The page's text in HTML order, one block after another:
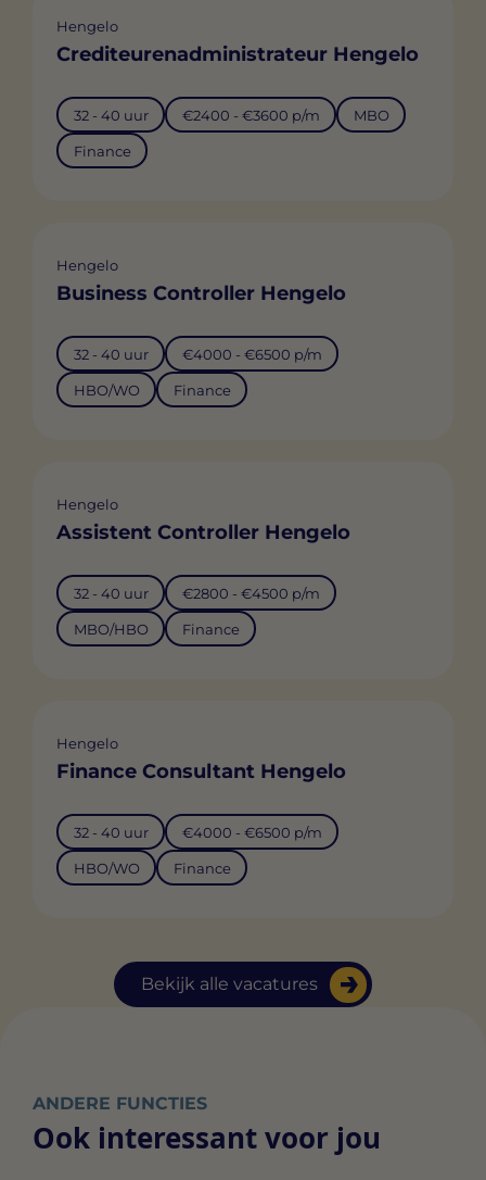
Bekijk alle vacatures
Hengelo
Crediteurenadministrateur Hengelo
32 - 40 uur €2400 - €3600 p/m MBO
Finance
Hengelo
Business Controller Hengelo
32 - 40 uur €4000 - €6500 p/m
HBO/WO Finance
Hengelo
Assistent Controller Hengelo
32 - 40 uur €2800 - €4500 p/m
MBO/HBO Finance
Hengelo
Finance Consultant Hengelo
32 - 40 uur €4000 - €6500 p/m
HBO/WO Finance
ANDERE FUNCTIES
Ook interessant voor jou